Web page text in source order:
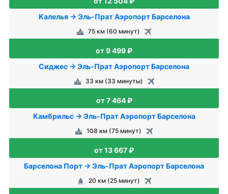
Калелья → Эль-Прат Аэропорт Барселона
75 км (60 минут)
от 9 499 ₽
Сиджес → Эль-Прат Аэропорт Барселона
33 км (33 минуты)
от 7 464 ₽
Камбрильс → Эль-Прат Аэропорт Барселона
108 км (75 минут)
от 13 667 ₽
Барселона Порт → Эль-Прат Аэропорт Барселона
20 км (25 минут)